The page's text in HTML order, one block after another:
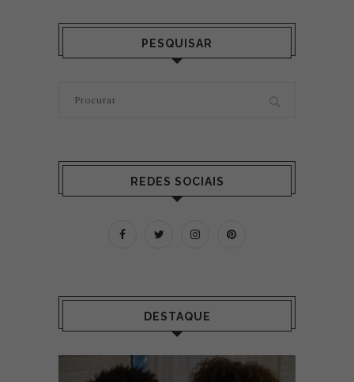
PESQUISAR
REDES SOCIAIS
DESTAQUE